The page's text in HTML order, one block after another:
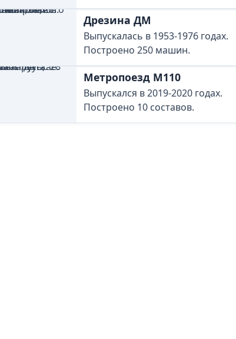
Дрезина ДМ
Выпускалась в 1953-1976 годах.
Построено 250 машин.
Метропоезд M110
Выпускался в 2019-2020 годах.
Построено 10 составов.